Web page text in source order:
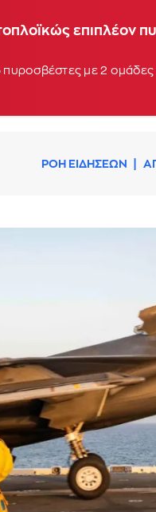
επιπλέον
πυροσβέστες με 2
ΡΟΗ ΕΙΔΗΣΕΩΝ